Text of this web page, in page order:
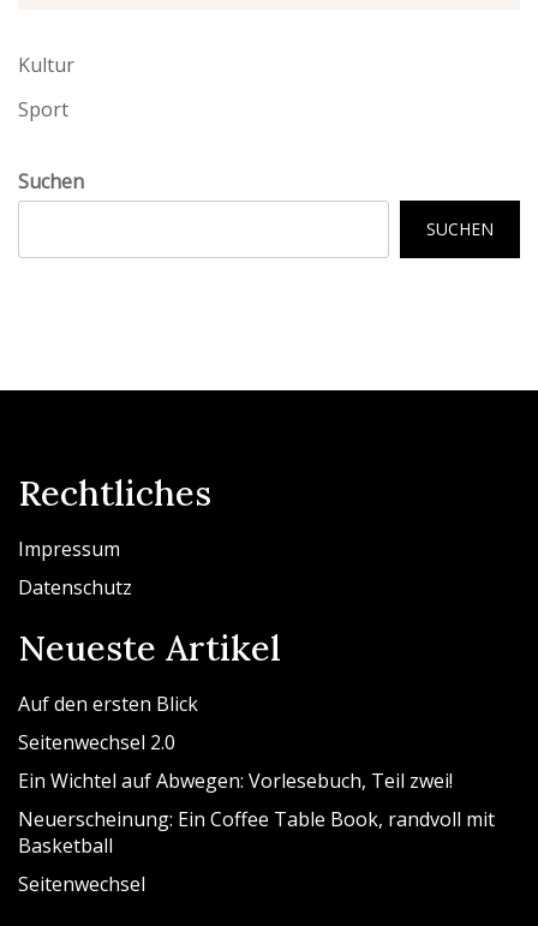
Kultur
Sport
Suchen
SUCHEN
Rechtliches
Impressum
Datenschutz
Neueste Artikel
Auf den ersten Blick
Seitenwechsel 2.0
Ein Wichtel auf Abwegen: Vorlesebuch, Teil zwei!
Neuerscheinung: Ein Coffee Table Book, randvoll mit
Basketball
Seitenwechsel